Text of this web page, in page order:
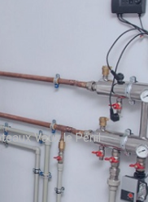
Vaux le Pénil